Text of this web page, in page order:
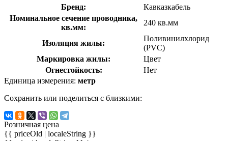
Бренд:
Кавказкабель
Номинальное сечение проводника,
кв.мм:
240 кв.мм
Изоляция жилы:
Поливинилхлорид
(PVC)
Маркировка жилы:
Цвет
Огнестойкость:
Нет
Единица измерения: метр
Сохранить или поделиться с близкими:
Розничная цена
{{ priceOld | localeString }}